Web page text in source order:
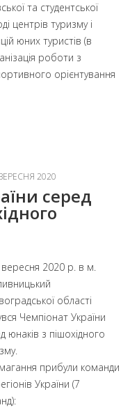
та студентської
центрів туризму і
юних туристів (в
роботи з
орієнтування
2020
серед
2020 р. в м.
області
Чемпіонат України
юнаків з пішохідного
прибули команди
України (7